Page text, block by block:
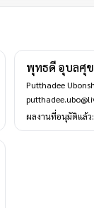
พุทธดี อุบลศุข
Putthadee
ผลงานที่อนุมัติแล้ว: